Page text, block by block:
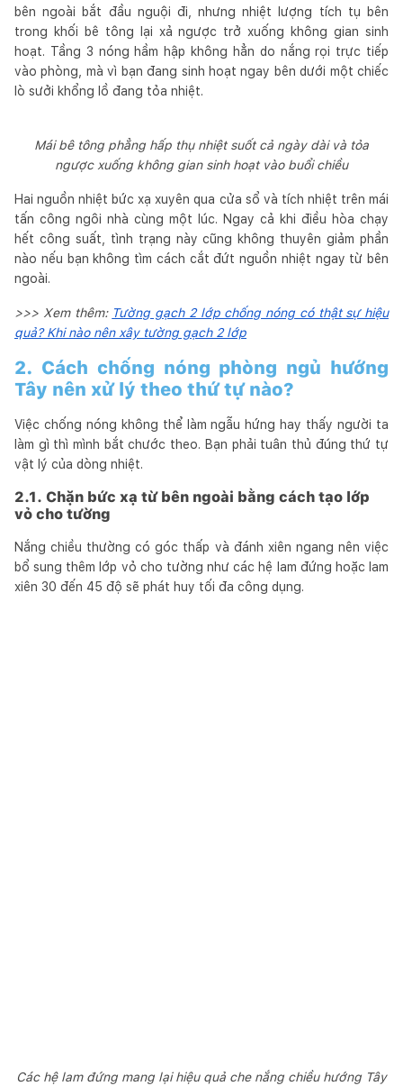
bên ngoài bắt đầu nguội đi, nhưng nhiệt lượng tích tụ bên
trong khối bê tông lại xả ngược trở xuống không gian sinh
hoạt. Tầng 3 nóng hầm hập không hẳn do nắng rọi trực tiếp
vào phòng, mà vì bạn đang sinh hoạt ngay bên dưới một chiếc
lò sưởi khổng lồ đang tỏa nhiệt.
Mái bê tông phẳng hấp thụ nhiệt suốt cả ngày dài và tỏa
ngược xuống không gian sinh hoạt vào buổi chiều
Hai nguồn nhiệt bức xạ xuyên qua cửa sổ và tích nhiệt trên mái
tấn công ngôi nhà cùng một lúc. Ngay cả khi điều hòa chạy
hết công suất, tình trạng này cũng không thuyên giảm phần
nào nếu bạn không tìm cách cắt đứt nguồn nhiệt ngay từ bên
ngoài.
>>> Xem thêm: Tường gạch 2 lớp chống nóng có thật sự hiệu
quả? Khi nào nên xây tường gạch 2 lớp
2. Cách chống nóng phòng ngủ hướng
Tây nên xử lý theo thứ tự nào?
Việc chống nóng không thể làm ngẫu hứng hay thấy người ta
làm gì thì mình bắt chước theo. Bạn phải tuân thủ đúng thứ tự
vật lý của dòng nhiệt.
2.1. Chặn bức xạ từ bên ngoài bằng cách tạo lớp
vỏ cho tường
Nắng chiều thường có góc thấp và đánh xiên ngang nên việc
bổ sung thêm lớp vỏ cho tường như các hệ lam đứng hoặc lam
xiên 30 đến 45 độ sẽ phát huy tối đa công dụng.
Các hệ lam đứng mang lại hiệu quả che nắng chiều hướng Tây